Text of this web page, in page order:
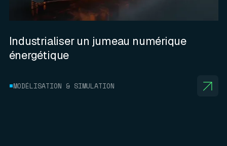
MODÉLISATION & SIMULATION
Industrialiser un jumeau numérique
énergétique